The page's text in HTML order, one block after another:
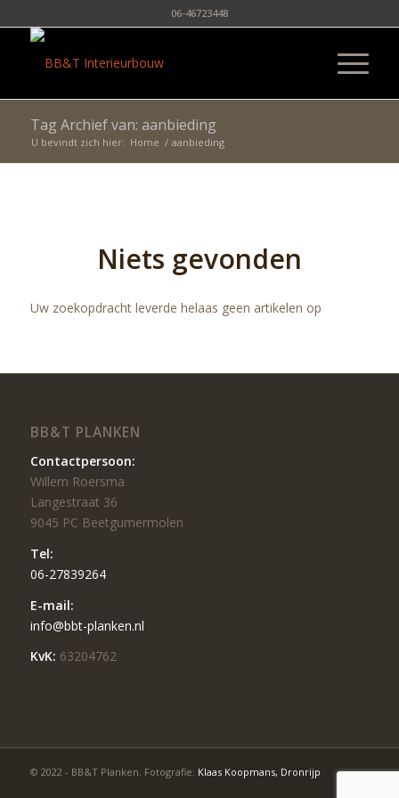
06-46723448
Tag Archief van: aanbieding
U bevindt zich hier: Home / aanbieding
Niets gevonden
Uw zoekopdracht leverde helaas geen artikelen op
BB&T PLANKEN
Contactpersoon:
Willem Roersma
Langestraat 36
9045 PC Beetgumermolen
Tel:
06-27839264
E-mail:
info@bbt-planken.nl
KvK: 63204762
© 2022 - BB&T Planken. Fotografie: Klaas Koopmans, Dronrijp